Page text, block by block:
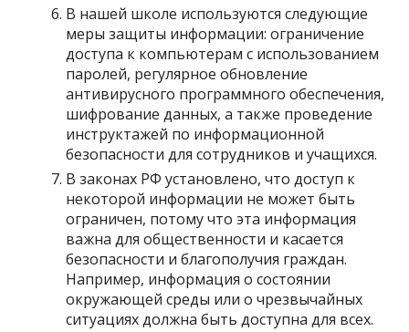
В нашей школе используются следующие
меры защиты информации: ограничение
доступа к компьютерам с использованием
паролей, регулярное обновление
антивирусного программного обеспечения,
шифрование данных, а также проведение
инструктажей по информационной
безопасности для сотрудников и учащихся.
В законах РФ установлено, что доступ к
некоторой информации не может быть
ограничен, потому что эта информация
важна для общественности и касается
безопасности и благополучия граждан.
Например, информация о состоянии
окружающей среды или о чрезвычайных
ситуациях должна быть доступна для всех.